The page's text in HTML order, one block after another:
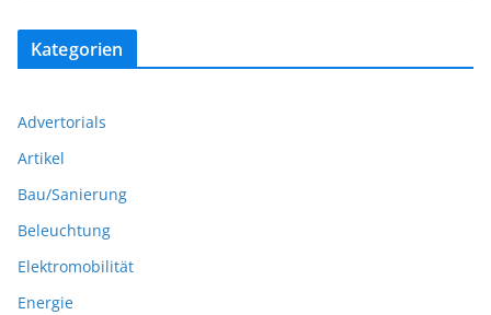
Kategorien
Advertorials
Artikel
Bau/Sanierung
Beleuchtung
Elektromobilität
Energie